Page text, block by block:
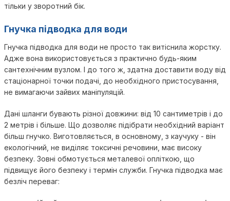
тільки у зворотний бік.
Гнучка підводка для води
Гнучка підводка для води не просто так витіснила жорстку.
Адже вона використовується з практично будь-яким
сантехнічним вузлом. І до того ж, здатна доставити воду від
стаціонарної точки подачі, до необхідного пристосування,
не вимагаючи зайвих маніпуляцій.
Дані шланги бувають різної довжини: від 10 сантиметрів і до
2 метрів і більше. Що дозволяє підібрати необхідний варіант
більш гнучко. Виготовляється, в основному, з каучуку - він
екологічний, не виділяє токсичні речовини, має високу
безпеку. Зовні обмотується металевої опліткою, що
підвищує його безпеку і термін служби. Гнучка підводка має
безліч переваг: